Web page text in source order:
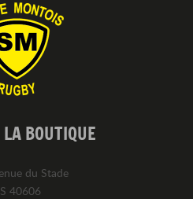
BOUTIQUE
du Stade
40606